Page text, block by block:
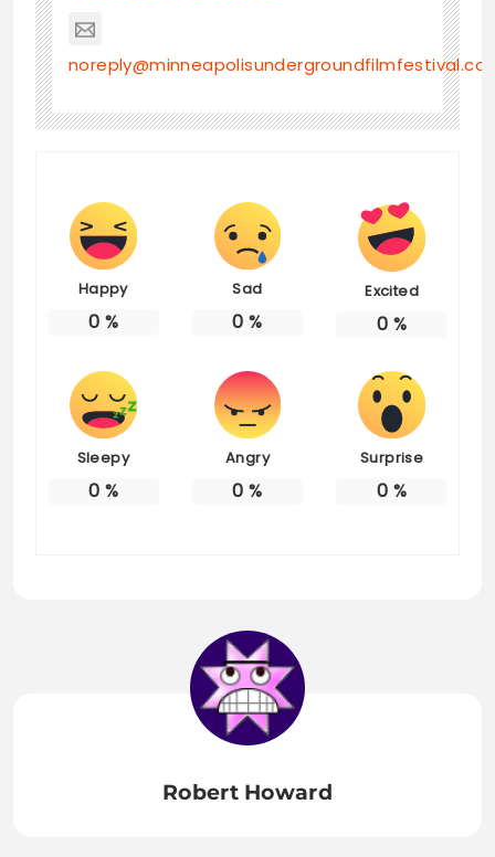
Happy
0 %
Sad
0 %
Excited
0 %
Sleepy
0 %
Angry
0 %
Surprise
0 %
Robert Howard